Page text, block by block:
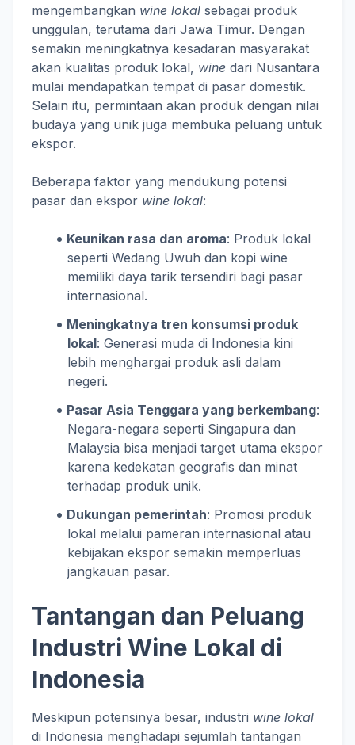
mengembangkan wine lokal sebagai produk
unggulan, terutama dari Jawa Timur. Dengan
semakin meningkatnya kesadaran masyarakat
akan kualitas produk lokal, wine dari Nusantara
mulai mendapatkan tempat di pasar domestik.
Selain itu, permintaan akan produk dengan nilai
budaya yang unik juga membuka peluang untuk
ekspor.
Beberapa faktor yang mendukung potensi
pasar dan ekspor wine lokal:
Keunikan rasa dan aroma: Produk lokal
seperti Wedang Uwuh dan kopi wine
memiliki daya tarik tersendiri bagi pasar
internasional.
Meningkatnya tren konsumsi produk
lokal: Generasi muda di Indonesia kini
lebih menghargai produk asli dalam
negeri.
Pasar Asia Tenggara yang berkembang:
Negara-negara seperti Singapura dan
Malaysia bisa menjadi target utama ekspor
karena kedekatan geografis dan minat
terhadap produk unik.
Dukungan pemerintah: Promosi produk
lokal melalui pameran internasional atau
kebijakan ekspor semakin memperluas
jangkauan pasar.
Tantangan dan Peluang
Industri Wine Lokal di
Indonesia
Meskipun potensinya besar, industri wine lokal
di Indonesia menghadapi sejumlah tantangan